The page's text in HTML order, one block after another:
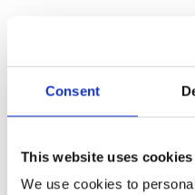
Consent
This website uses cookies
We use cookies to